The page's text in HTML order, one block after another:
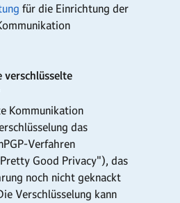
für die Einrichtung der
verschlüsselte
Kommunikation
das
Verfahren
Good Privacy"), das
noch nicht geknackt
Verschlüsselung kann